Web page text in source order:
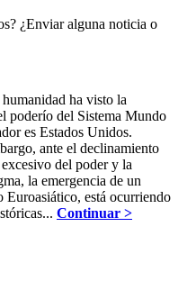
¿Enviar alguna noticia o
ha visto la
poderío del Sistema Mundo
es Estados Unidos.
ante el declinamiento
del poder y la
la emergencia de un
está ocurriendo
Continuar >